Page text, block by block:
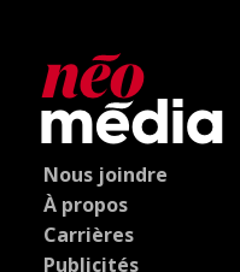
Nous joindre
À propos
Carrières
Publicités